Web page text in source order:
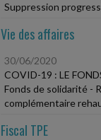
Suppression
Vie des affaires
30/06/2020
COVID-19 : LE
Fonds de solidarité -
complémentaire
Fiscal TPE